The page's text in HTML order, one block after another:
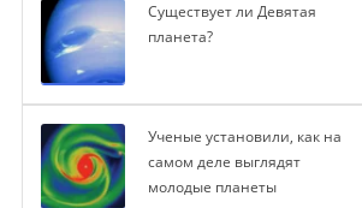
Существует ли Девятая
планета?
Ученые установили, как на
самом деле выглядят
молодые планеты